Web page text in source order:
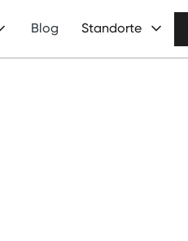
Blog Standorte